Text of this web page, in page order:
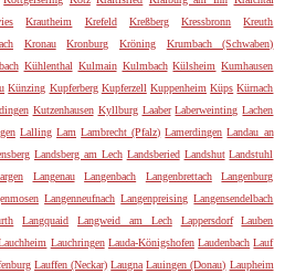
Krautheim Krefeld Kreßberg Kressbronn
Kreuth
Kronau Kronburg Kröning
Krumbach (Schwaben)
Kühlenthal Kulmain Kulmbach Külsheim Kumhausen
Künzing Kupferberg Kupferzell Kuppenheim Küps Kürnach
Kutzenhausen Kyllburg Laaber Laberweinting Lachen
Lalling Lam Lambrecht (Pfalz) Lamerdingen Landau an
Landsberg am Lech Landsberied Landshut Landstuhl
Langenau Langenbach Langenbrettach
Langenburg
Langenneufnach Langenpreising Langensendelbach
Langquaid Langweid am Lech Lappersdorf
Lauben
Lauchringen Lauda-Königshofen Laudenbach Lauf
Lauffen (Neckar) Laugna Lauingen (Donau) Laupheim